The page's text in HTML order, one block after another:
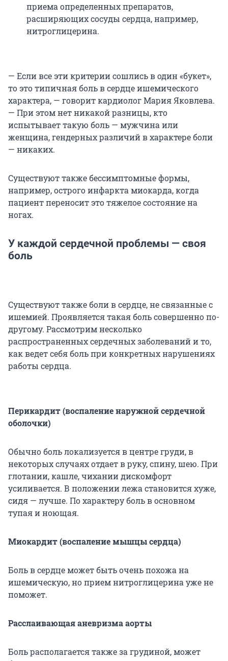
приема определенных препаратов,
расширяющих сосуды сердца, например,
нитроглицерина.
— Если все эти критерии сошлись в один «букет»,
то это типичная боль в сердце ишемического
характера, — говорит кардиолог Мария Яковлева.
— При этом нет никакой разницы, кто
испытывает такую боль — мужчина или
женщина, гендерных различий в характере боли
— никаких.
Существуют также бессимптомные формы,
например, острого инфаркта миокарда, когда
пациент переносит это тяжелое состояние на
ногах.
У каждой сердечной проблемы — своя
боль
Существуют также боли в сердце, не связанные с
ишемией. Проявляется такая боль совершенно по-
другому. Рассмотрим несколько
распространенных сердечных заболеваний и то,
как ведет себя боль при конкретных нарушениях
работы сердца.
Перикардит (воспаление наружной сердечной
оболочки)
Обычно боль локализуется в центре груди, в
некоторых случаях отдает в руку, спину, шею. При
глотании, кашле, чихании дискомфорт
усиливается. В положении лежа становится хуже,
сидя — лучше. По характеру боль в основном
тупая и ноющая.
Миокардит (воспаление мышцы сердца)
Боль в сердце может быть очень похожа на
ишемическую, но прием нитроглицерина уже не
поможет.
Расслаивающая аневризма аорты
Боль располагается также за грудиной, может